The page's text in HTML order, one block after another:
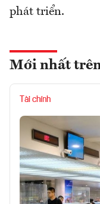
phát triển.
Mới nhất
Tài chính